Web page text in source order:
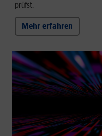
prüfst.
Mehr erfahren